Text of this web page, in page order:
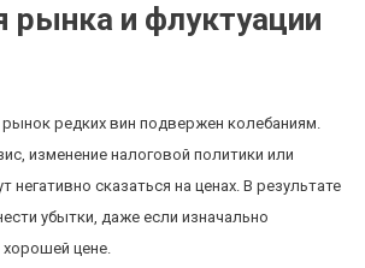
рынка и флуктуации
редких вин подвержен колебаниям.
изменение налоговой политики или
негативно сказаться на ценах. В результате
убытки, даже если изначально
цене.